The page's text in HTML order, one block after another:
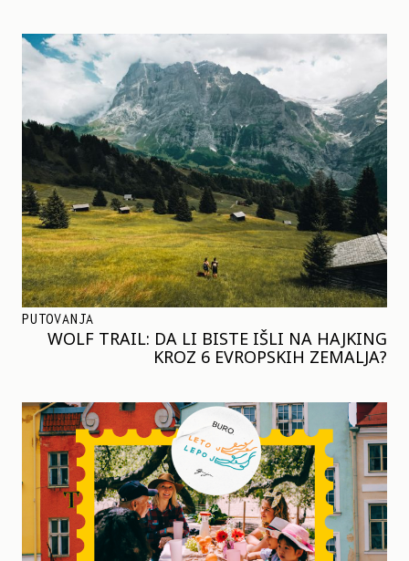
PUTOVANJA
WOLF TRAIL: DA LI BISTE IŠLI NA HAJKING
KROZ 6 EVROPSKIH ZEMALJA?